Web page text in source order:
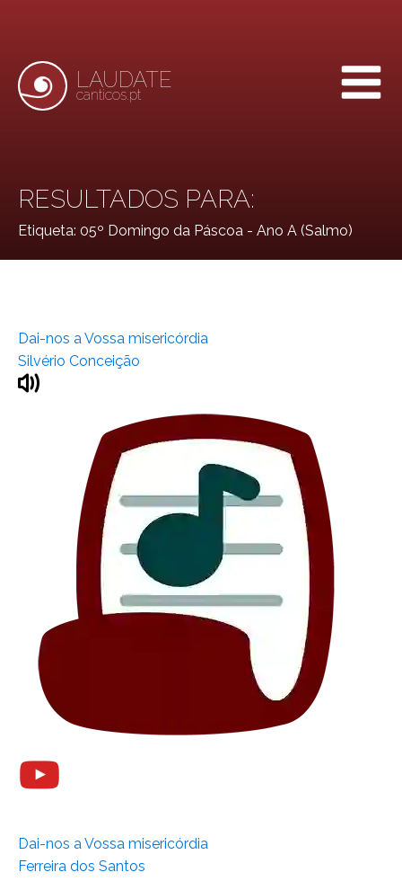
LAUDATE
canticos.pt
RESULTADOS PARA:
Etiqueta: 05º Domingo da Páscoa - Ano A (Salmo)
Dai-nos a Vossa misericórdia
Silvério Conceição
Dai-nos a Vossa misericórdia
Ferreira dos Santos